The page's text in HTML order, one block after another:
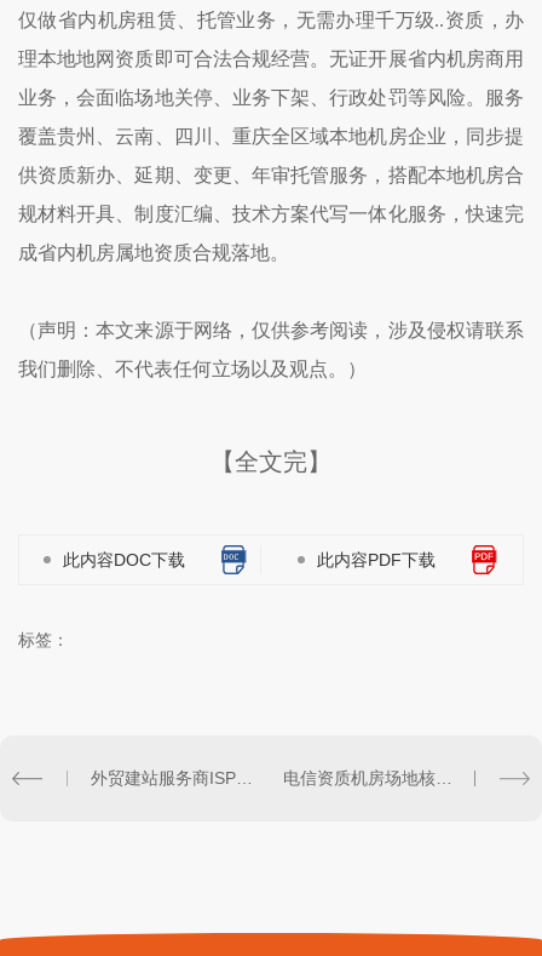
仅做省内机房租赁、托管业务，无需办理千万级..资质，办
理本地地网资质即可合法合规经营。无证开展省内机房商用
业务，会面临场地关停、业务下架、行政处罚等风险。服务
覆盖贵州、云南、四川、重庆全区域本地机房企业，同步提
供资质新办、延期、变更、年审托管服务，搭配本地机房合
规材料开具、制度汇编、技术方案代写一体化服务，快速完
成省内机房属地资质合规落地。
（声明：本文来源于网络，仅供参考阅读，涉及侵权请联系
我们删除、不代表任何立场以及观点。）
【全文完】
此内容DOC下载 此内容PDF下载
标签：